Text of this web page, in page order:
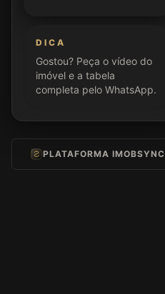
DICA
Gostou? Peça o vídeo do
imóvel e a tabela
completa pelo WhatsApp.
PLATAFORMA IMOBSYNC